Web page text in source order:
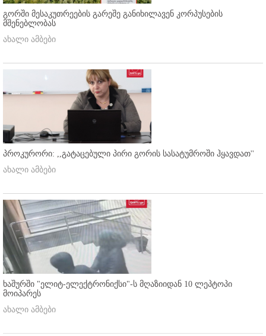
გორში მესაკუთრეების გარეშე განიხილავენ კორპუსების
მშენებლობას
ახალი ამბები
პროკურორი: ,,გატაცებული პირი გორის სასატუმროში ჰყავდათ''
ახალი ამბები
ხაშურში "ელიტ-ელექტრონიქსი"-ს მღაზიიდან 10 ლეპტოპი
მოიპარეს
ახალი ამბები